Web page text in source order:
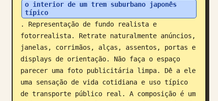
o interior de um trem suburbano japonês
típico
. Representação de fundo realista e
fotorrealista. Retrate naturalmente anúncios,
janelas, corrimãos, alças, assentos, portas e
displays de orientação. Não faça o espaço
parecer uma foto publicitária limpa. Dê a ele
uma sensação de vida cotidiana e uso típico
de transporte público real. A composição é um